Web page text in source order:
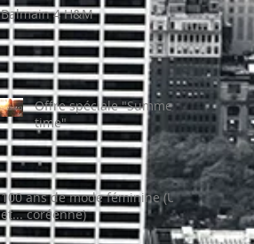
Balmain 4 H&M
Offre spéciale "Summer
time"
100 ans de mode féminine (US
et... coréenne)